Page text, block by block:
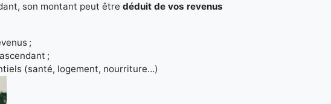
son montant peut être déduit de vos revenus
;
;
(santé, logement, nourriture…)